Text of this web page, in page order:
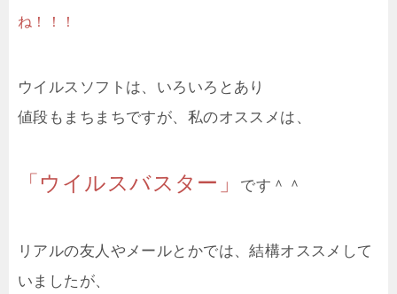
ね！！！
ウイルスソフトは、いろいろとあり
値段もまちまちですが、私のオススメは、
「ウイルスバスター」 です＾＾
リアルの友人やメールとかでは、結構オススメして
いましたが、